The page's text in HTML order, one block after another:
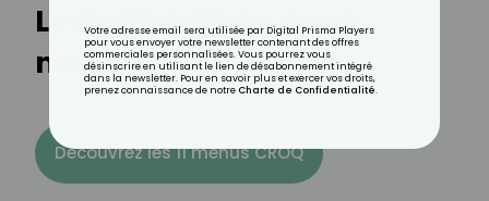
Le donkey kicks pour
muscler ses fessiers
Découvrez les 11 menus CROQ
Votre adresse email sera utilisée par Digital Prisma Players
pour vous envoyer votre newsletter contenant des offres
commerciales personnalisées. Vous pourrez vous
désinscrire en utilisant le lien de désabonnement intégré
dans la newsletter. Pour en savoir plus et exercer vos droits,
prenez connaissance de notre Charte de Confidentialité.